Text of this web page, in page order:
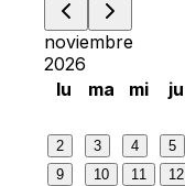
noviembre
2026
lu
ma mi ju
2
3 4 5
9
10 11 12